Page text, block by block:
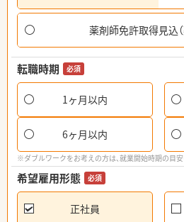
薬剤師免許取得見込（
転職時期 必須
1ヶ月以内
6ヶ月以内
※ダブルワークをお考えの方は、就業開始時期の目
希望雇用形態 必須
正社員